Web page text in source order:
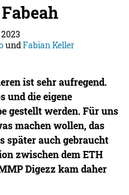
undFabian Keller
ist sehr aufregend.
und die eigene
gestellt werden. Für uns
machen wollen, das
später auch gebraucht
zwischen dem ETH
Digezz kam daher